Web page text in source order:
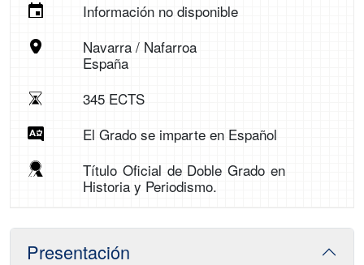
Información no disponible
Navarra / Nafarroa
España
345 ECTS
El Grado se imparte en Español
Título Oficial de Doble Grado en
Historia y Periodismo.
Presentación